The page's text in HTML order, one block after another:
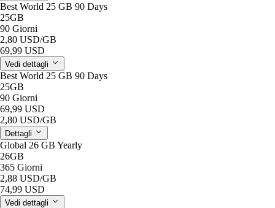
Best World 25 GB 90 Days
25GB
90 Giorni
2,80 USD/GB
69,99 USD
Vedi dettagli
Best World 25 GB 90 Days
25GB
90 Giorni
69,99 USD
2,80 USD/GB
Dettagli
Global 26 GB Yearly
26GB
365 Giorni
2,88 USD/GB
74,99 USD
Vedi dettagli